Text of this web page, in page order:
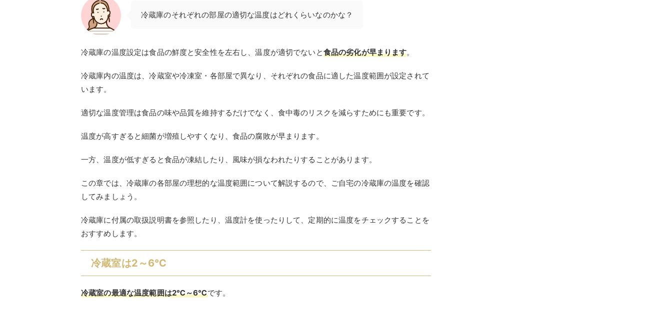
冷蔵庫のそれぞれの部屋の適切な温度はどれくらいなのかな？
冷蔵庫の温度設定は食品の鮮度と安全性を左右し、温度が適切でないと食品の劣化が早まります。
冷蔵庫内の温度は、冷蔵室や冷凍室・各部屋で異なり、それぞれの食品に適した温度範囲が設定されて
います。
適切な温度管理は食品の味や品質を維持するだけでなく、食中毒のリスクを減らすためにも重要です。
温度が高すぎると細菌が増殖しやすくなり、食品の腐敗が早まります。
一方、温度が低すぎると食品が凍結したり、風味が損なわれたりすることがあります。
この章では、冷蔵庫の各部屋の理想的な温度範囲について解説するので、ご自宅の冷蔵庫の温度を確認
してみましょう。
冷蔵庫に付属の取扱説明書を参照したり、温度計を使ったりして、定期的に温度をチェックすることを
おすすめします。
冷蔵室は2～6℃
冷蔵室の最適な温度範囲は2℃～6℃です。